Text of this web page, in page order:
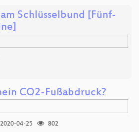
Schlüsselbund [Fünf-
CO2-Fußabdruck?
2020-04-25
802